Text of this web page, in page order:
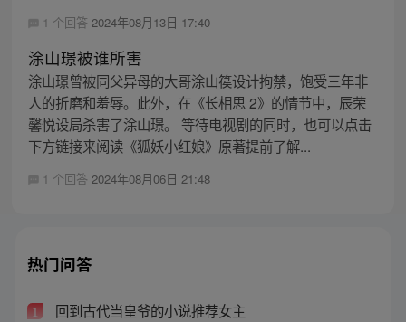
1 个回答 2024年08月13日 17:40
涂山璟被谁所害
涂山璟曾被同父异母的大哥涂山篌设计拘禁，饱受三年非
人的折磨和羞辱。此外，在《长相思 2》的情节中，辰荣
馨悦设局杀害了涂山璟。 等待电视剧的同时，也可以点击
下方链接来阅读《狐妖小红娘》原著提前了解...
1 个回答 2024年08月06日 21:48
热门问答
1 回到古代当皇爷的小说推荐女主